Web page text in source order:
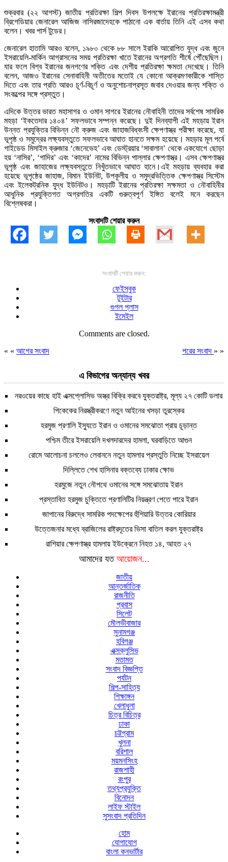
শুক্রবার (২২ আগস্ট) জাতীয় প্রতিরক্ষা শিল্প দিবস উপলক্ষে ইরানের প্রতিরক্ষামন্ত্রী
ব্রিগেডিয়ার জেনারেল আজিজ নাসিরজাদেহকে পাঠানো এক বার্তায় তিনি এই এসব কথা
বলেন। খবর পার্স টুডের।
জেনারেল হাতামি আরও বলেন, ১৯৮০ থেকে ৮৮ সালে ইরাকি আরোপিত যুদ্ধ এবং জুনে
ইসরায়েলি-মার্কিন আগ্রাসনের সময় প্রতিরক্ষা খাতে ইরানের অগ্রগতি শীর্ষে পৌঁছেছিল।
যার ফলে বিশ্ব ইরানের জনগণের শক্তি এবং দেশীয় প্রতিরক্ষা ক্ষমতা দেখেছে। তিনি
বলেন, আজও ইরানের সেনাবাহিনী অতীতের মতোই যে কোনো আক্রমণকারীকে শাস্তি
দিতে এবং তার প্রতি আরও চূর্ণ-বিচূর্ণ ও অনুশোচনাপ্রসূত জবাব দেওয়ার জন্য শক্তি ও
সংকল্পের সঙ্গে প্রস্তুত।
এদিকে উত্তর ভারত মহাসাগর ও ওমান সাগরে ইরানের নৌবাহিনী তাদের সর্বশেষ সামরিক
মহড়া ‘ইকতেদার ১৪০৪’ সফলভাবে সম্পন্ন করেছে। দুই দিনব্যাপী এই মহড়ায় ইরান
উন্নত প্রযুক্তির বিভিন্ন নৌ ক্রুজ এবং জাহাজবিধ্বংসী ক্ষেপণাস্ত্র পরীক্ষা করেছে, যা
ভূপৃষ্ঠ ও সমুদ্রের লক্ষ্যবস্তুতে সফলভাবে আঘাত হানতে সক্ষম হয়েছে। মহড়ার মূল পর্বে
গাইডেড মিসাইল ক্রুজার ‘জেনেভেহ’ এবং ডেস্ট্রয়ার ‘সাবালান’ থেকে একযোগে ছোড়া
হয় ‘নাসির’, ‘গাদির’ এবং ‘কাদের’ নামের বিভিন্ন পাল্লার ক্ষেপণাস্ত্র। এসব ক্ষেপণাস্ত্র
ভূপৃষ্ঠ এবং জাহাজের লক্ষ্যবস্তুতে নিখুঁতভাবে আঘাত হানে।এই মহড়ায় ব্যবহার করা
হয়েছে ভূপৃষ্ঠের জাহাজ, বিমান ইউনিট, উপকূলীয় ও সমুদ্রভিত্তিক ক্ষেপণাস্ত্র সিস্টেম
এবং ইলেকট্রনিক যুদ্ধ ইউনিটও। মহড়াটি ইরানের প্রতিরক্ষা সক্ষমতা ও নৌবাহিনীর
আধুনিক প্রযুক্তিগত অগ্রগতির একটি গুরুত্বপূর্ণ ইঙ্গিত বলেই মনে করছেন
বিশ্লেষকরা।
সংবাদটি শেয়ার করুন
সংবাদটি শেয়ার করুন:
ফেইসবুক
টুইটার
গুগল প্লাস
ইমেইল
Comments are closed.
« « আগের সংবাদ পরের সংবাদ » »
এ বিভাগের অন্যান্য খবর
নরওয়ের কাছে হাই এক্সপ্লোসিভ অস্ত্র বিক্রি করবে যুক্তরাষ্ট্র, মূল্য ২৭ কোটি ডলার
পিকেকের নিরস্ত্রীকরণে নতুন আইনের খসড়া তুরস্কের
হরমুজ প্রণালি ইস্যুতে ইরান ও ওমানের সমঝোতা প্রায় চূড়ান্ত
পশ্চিম তীরে ইসরায়েলি দখলদারদের হামলা, ঘরবাড়িতে আগুন
রোমে আলোচনা চললেও লেবাননে নতুন হামলার প্রস্তুতি নিচ্ছে ইসরায়েল
দিল্লিতে শেখ হাসিনার বক্তব্যে ঢাকার ক্ষোভ
হরমুজে নতুন নৌপথে ওমানের সঙ্গে সমঝোতায় ইরান
প্রস্তাবিত হরমুজ চুক্তিতে প্রণালিটির নিয়ন্ত্রণ পেতে পারে ইরান
জাপানের বিরুদ্ধে সামরিক পদক্ষেপের হুঁশিয়ারি উত্তর কোরিয়ার
উত্তেজনার মধ্যে ব্রাজিলের রাষ্ট্রদূতের ভিসা বাতিল করল যুক্তরাষ্ট্র
রাশিয়ার ক্ষেপণাস্ত্র হামলায় ইউক্রেনে নিহত ১৪, আহত ২৭
আমাদের যত আয়োজন...
জাতীয়
আন্তর্জাতিক
রাজনীতি
প্রবাস
সিলেট
মৌলভীবাজার
সুনামগঞ্জ
হবিগঞ্জ
এক্সক্লুসিভ
মতামত
সংবাদ বিজ্ঞপ্তি
পর্যটন
শিল্প-সাহিত্য
শিক্ষাঙ্গন
খেলাধুলা
চিত্র বিচিত্র
ঢাকা
চট্টগ্রাম
খুলনা
বরিশাল
ময়মনসিংহ
রাজশাহী
রংপুর
তথ্যপ্রযুক্তি
বিনোদন
লাইফ স্টাইল
সুসংবাদ প্রতিদিন
হোম
যোগাযোগ
বাংলা কনভার্টার